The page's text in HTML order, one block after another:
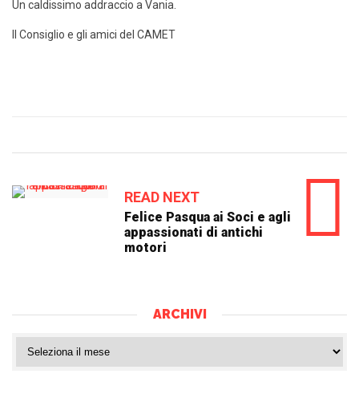
Un caldissimo addraccio a Vania.
Il Consiglio e gli amici del CAMET
READ NEXT
Felice Pasqua ai Soci e agli
appassionati di antichi
motori
ARCHIVI